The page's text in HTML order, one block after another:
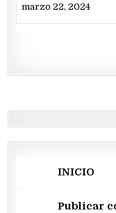
marzo 22, 2024
INICIO
Publicar